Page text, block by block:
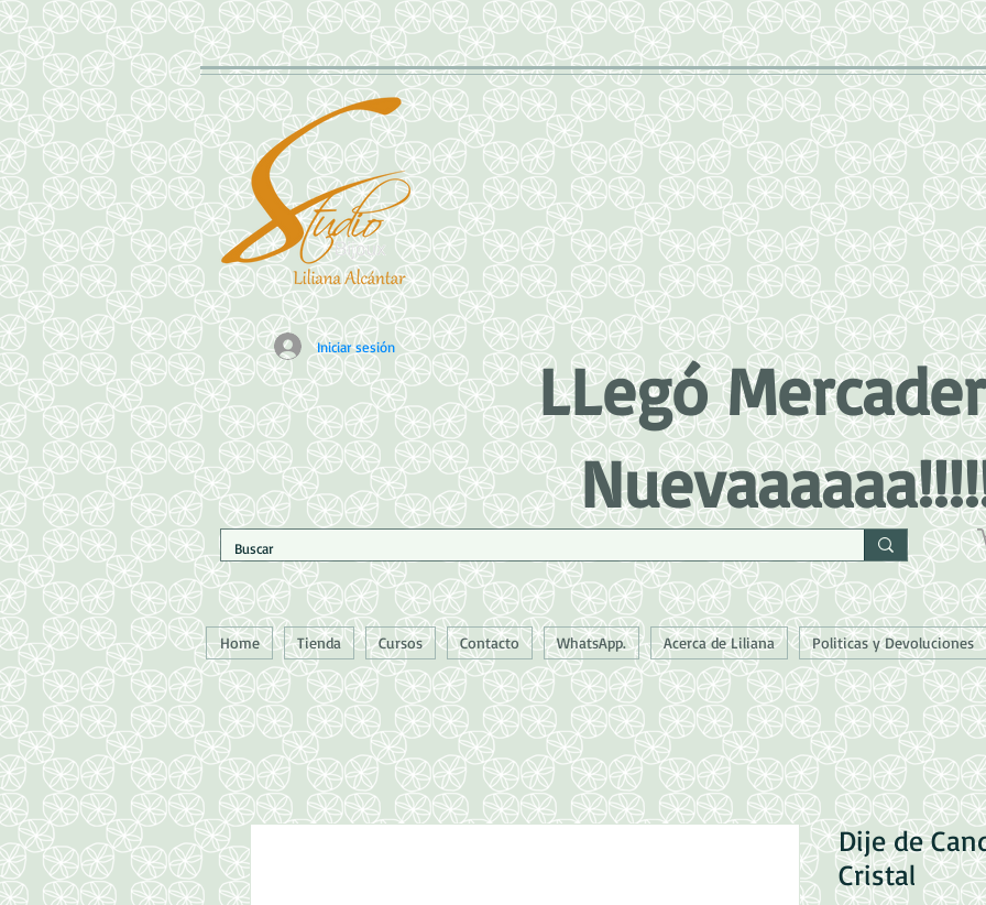
Iniciar sesión
LLegó
Home Tienda Cursos Contacto WhatsApp. Acerca de Liliana Politicas y Devoluciones
Dije de
Cristal